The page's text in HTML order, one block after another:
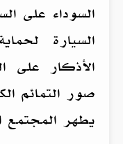
السوداء على
السيارة
الأذكار
صور التمائم
يطهر المجتمع